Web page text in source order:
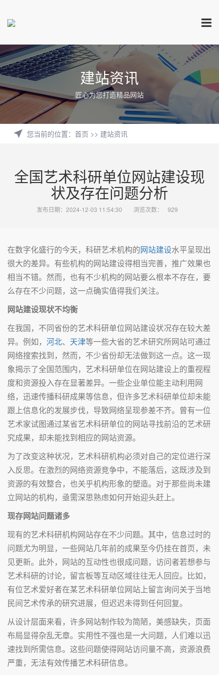
建站资讯
匠心为您打造精品网站
您当前的位置： 首页 >> 建站资讯
全国艺术科研单位网站建设现
状及存在问题分析
发布日期：2024-12-03 11:54:30 浏览次数： 929
在数字化盛行的今天，科研艺术机构的网站建设水平呈现出
很大的差异。有些机构的网站建设得相当完善，推广效果也
相当不错。然而，也有不少机构的网站要么根本不存在，要
么存在不少问题，这一点确实值得我们关注。
网站建设现状不均衡
在我国，不同省份的艺术科研单位网站建设状况存在较大差
异。例如， 河北、 天津等一些大省的艺术研究所网站可通过
网络搜索找到，然而，不少省份却无法做到这一点。这一现
象揭示了全国范围内，艺术科研单位在网站建设上的重视程
度和资源投入存在显著差异。一些企业单位能主动利用网
络，迅速传播科研成果等信息，但许多艺术科研单位却未能
跟上信息化的发展步伐，导致网络呈现参差不齐。曾有一位
艺术家试图通过某省艺术科研单位的网站寻找前沿的艺术研
究成果，却未能找到相应的网站资源。
为了改变这种状况，艺术科研机构必须对自己的定位进行深
入反思。在激烈的网络资源竞争中，不能落后，这既涉及到
资源的有效整合，也关乎机构形象的塑造。对于那些尚未建
立网站的机构，亟需深思熟虑如何开始迎头赶上。
现存网站问题诸多
现有的艺术科研机构网站存在不少问题。其中，信息过时的
问题尤为明显，一些网站几年前的成果至今仍挂在首页，未
见更新。此外，网站的互动性也很成问题，访问者若想参与
艺术科研的讨论，留言板等互动区域往往无人回应。比如，
有位艺术爱好者在某艺术科研单位网站上留言询问关于当地
民间艺术传承的研究进展，但迟迟未得到任何回复。
从设计层面来看，许多网站制作较为简陋，美感缺失，页面
布局显得杂乱无章。实用性不强也是一大问题，人们难以迅
速找到所需信息。这些问题使得网站访问量不高，资源浪费
严重，无法有效传播艺术科研信息。